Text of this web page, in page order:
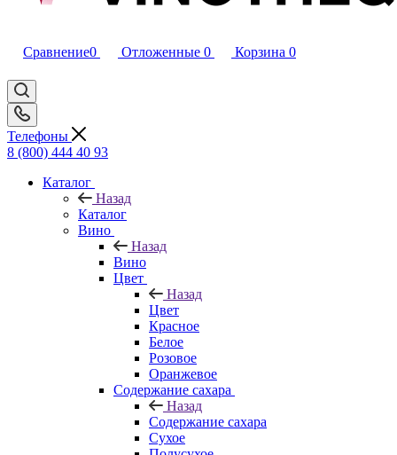
Сравнение0 Отложенные 0 Корзина 0
Телефоны
8 (800) 444 40 93
Каталог
Назад
Каталог
Вино
Назад
Вино
Цвет
Назад
Цвет
Красное
Белое
Розовое
Оранжевое
Содержание сахара
Назад
Содержание сахара
Сухое